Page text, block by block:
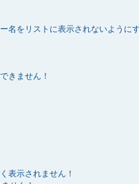
名をリストに表示されないように
きません！
表示されません！